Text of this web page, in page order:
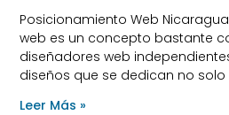
Posicionamiento Web
web es un concepto bastante
diseñadores web
diseños que se dedican no solo
Leer Más »